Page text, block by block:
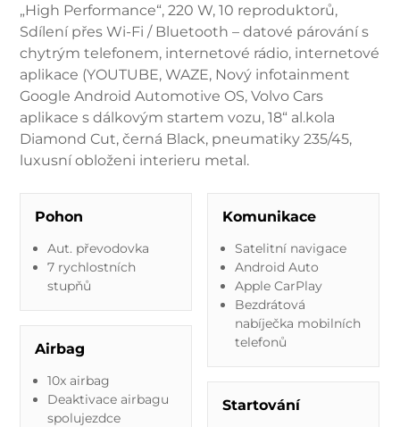
„High Performance“, 220 W, 10 reproduktorů,
Sdílení přes Wi-Fi / Bluetooth – datové párování s
chytrým telefonem, internetové rádio, internetové
aplikace (YOUTUBE, WAZE, Nový infotainment
Google Android Automotive OS, Volvo Cars
aplikace s dálkovým startem vozu, 18“ al.kola
Diamond Cut, černá Black, pneumatiky 235/45,
luxusní obloženi interieru metal.
Pohon
Aut. převodovka
7 rychlostních
stupňů
Airbag
10x airbag
Deaktivace airbagu
spolujezdce
Komunikace
Satelitní navigace
Android Auto
Apple CarPlay
Bezdrátová
nabíječka mobilních
telefonů
Startování